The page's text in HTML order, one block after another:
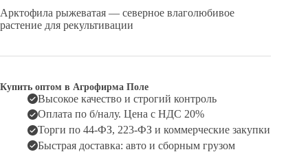
Арктофила рыжеватая — северное влаголюбивое
растение для рекультивации
Купить оптом в Агрофирма Поле
Высокое качество и строгий контроль
Оплата по б/налу. Цена с НДС 20%
Торги по 44-ФЗ, 223-ФЗ и коммерческие закупки
Быстрая доставка: авто и сборным грузом